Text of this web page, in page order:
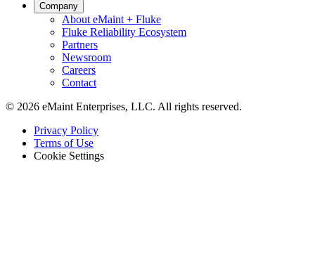
Company
About eMaint + Fluke
Fluke Reliability Ecosystem
Partners
Newsroom
Careers
Contact
© 2026 eMaint Enterprises, LLC. All rights reserved.
Footer
Legal
Privacy Policy
Terms of Use
Cookie Settings